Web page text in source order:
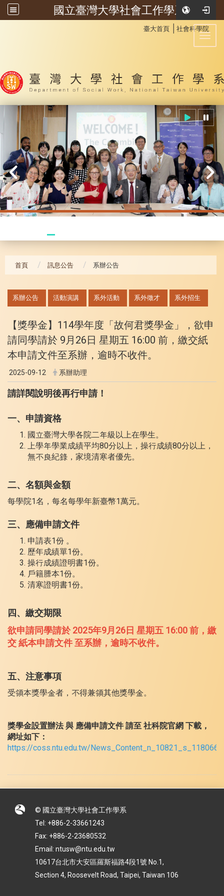
國立臺灣大學社會工作學系
臺大首頁 社會科學院
首頁 訊息公告 系辦公告
系辦公告 活動演講 系外活動 系外徵才 系外招生
【獎學金】114學年度「故何君獎學金」，欲申
請同學請於 9月26日 星期五 16:00 前，繳交紙
本申請文件至系辦，逾時不收件。
2025-09-12 系辦助理
請詳閱說明後再行申請！
一、申請資格
國立臺灣大學各院二年級以上在學生。
上學年學業成績平均80分以上，操行成績80分以上，
無不良紀錄，家境清寒者優先。
二、名額與金額
每學院1名，每名每學年新臺幣1萬元。
三、 應備申請文件
申請表1份 。
歷年成績單1份。
操行成績證明書1份。
戶籍謄本1份。
清寒證明書1份。
四、繳交期限
欲申請同學請於 2025年9月26日 星期五 16:00 前，繳
交 紙本申請文件 至系辦，逾時不收件。
五、注意事項
受領本獎學金者，不得兼領其他獎學金。
獎學金設置辦法 與 應備申請文件 請至 社科院官網 下載，
網址如下：
https://coss.ntu.edu.tw/
© 國立臺灣大學社會工作學系
Tel: +886-2-33661243
Fax: +886-2-23680532
Email: ntusw@ntu.edu.tw
10617台北市大安區羅斯福路4段1號 No.1,
Section 4, Roosevelt Road, Taipei, Taiwan 106